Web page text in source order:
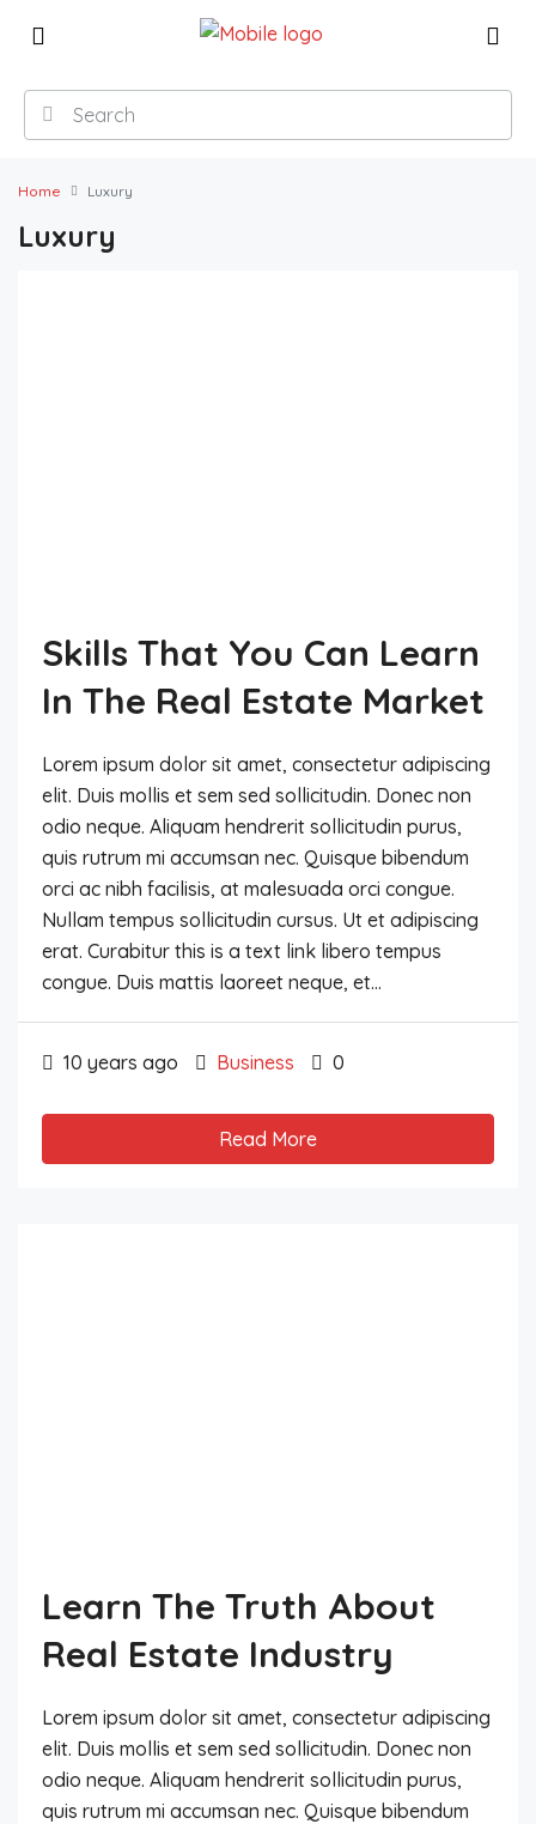
Home Luxury
Luxury
Skills That You Can Learn
In The Real Estate Market
Lorem ipsum dolor sit amet, consectetur adipiscing
elit. Duis mollis et sem sed sollicitudin. Donec non
odio neque. Aliquam hendrerit sollicitudin purus,
quis rutrum mi accumsan nec. Quisque bibendum
orci ac nibh facilisis, at malesuada orci congue.
Nullam tempus sollicitudin cursus. Ut et adipiscing
erat. Curabitur this is a text link libero tempus
congue. Duis mattis laoreet neque, et...
10 years ago Business 0
Read More
Learn The Truth About
Real Estate Industry
Lorem ipsum dolor sit amet, consectetur adipiscing
elit. Duis mollis et sem sed sollicitudin. Donec non
odio neque. Aliquam hendrerit sollicitudin purus,
quis rutrum mi accumsan nec. Quisque bibendum